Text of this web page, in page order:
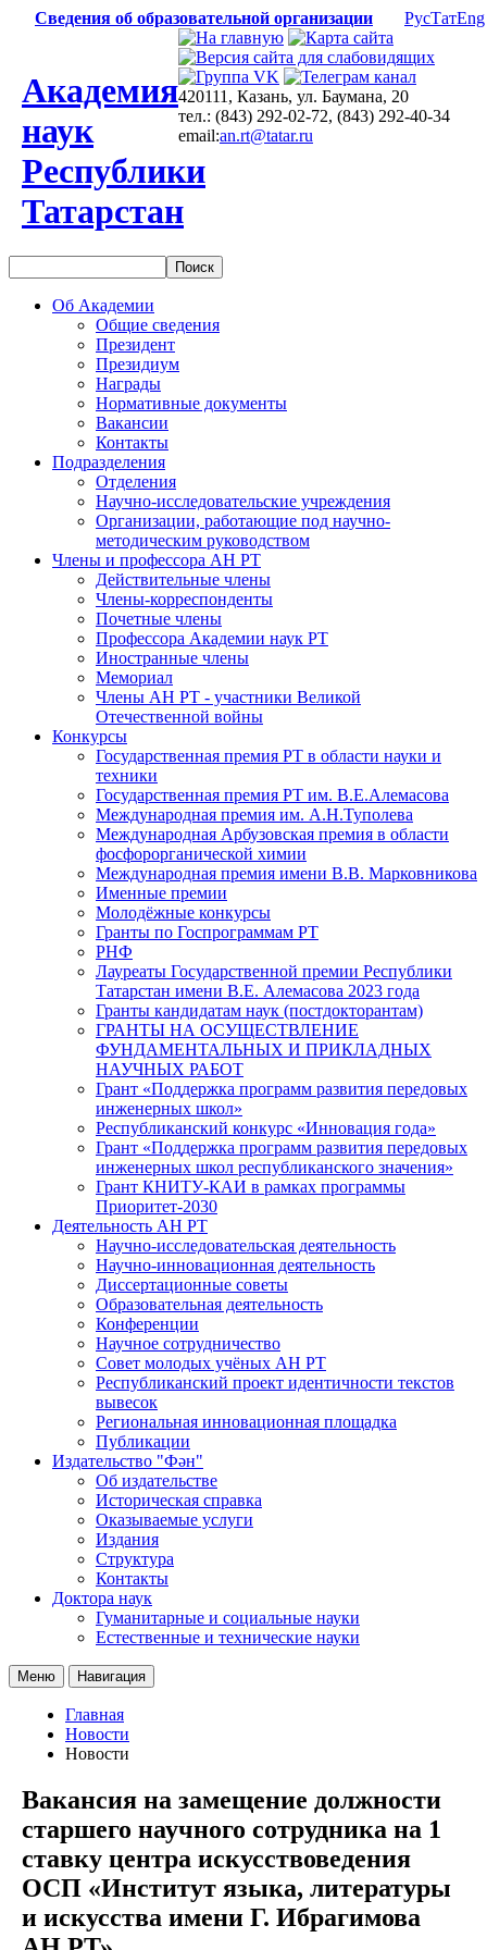
Сведения об образовательной организации РусТатEng
Академия
наук
Республики
Татарстан
420111, Казань, ул. Баумана, 20
тел.: (843) 292-02-72, (843) 292-40-34
email:an.rt@tatar.ru
Об Академии
Общие сведения
Президент
Президиум
Награды
Нормативные документы
Вакансии
Контакты
Подразделения
Отделения
Научно-исследовательские учреждения
Организации, работающие под научно-
методическим руководством
Члены и профессора АН РТ
Действительные члены
Члены-корреспонденты
Почетные члены
Профессора Академии наук РТ
Иностранные члены
Мемориал
Члены АН РТ - участники Великой
Отечественной войны
Конкурсы
Государственная премия РТ в области науки и
техники
Государственная премия РТ им. В.Е.Алемасова
Международная премия им. А.Н.Туполева
Международная Арбузовская премия в области
фосфорорганической химии
Международная премия имени В.В. Марковникова
Именные премии
Молодёжные конкурсы
Гранты по Госпрограммам РТ
РНФ
Лауреаты Государственной премии Республики
Татарстан имени В.Е. Алемасова 2023 года
Гранты кандидатам наук (постдокторантам)
ГРАНТЫ НА ОСУЩЕСТВЛЕНИЕ
ФУНДАМЕНТАЛЬНЫХ И ПРИКЛАДНЫХ
НАУЧНЫХ РАБОТ
Грант «Поддержка программ развития передовых
инженерных школ»
Республиканский конкурс «Инновация года»
Грант «Поддержка программ развития передовых
инженерных школ республиканского значения»
Грант КНИТУ-КАИ в рамках программы
Приоритет-2030
Деятельность АН РТ
Научно-исследовательская деятельность
Научно-инновационная деятельность
Диссертационные советы
Образовательная деятельность
Конференции
Научное сотрудничество
Совет молодых учёных АН РТ
Республиканский проект идентичности текстов
вывесок
Региональная инновационная площадка
Публикации
Издательство "Фән"
Об издательстве
Историческая справка
Оказываемые услуги
Издания
Структура
Контакты
Доктора наук
Гуманитарные и социальные науки
Естественные и технические науки
Меню Навигация
Главная
Новости
Новости
Вакансия на замещение должности
старшего научного сотрудника на 1
ставку центра искусствоведения
ОСП «Институт языка, литературы
и искусства имени Г. Ибрагимова